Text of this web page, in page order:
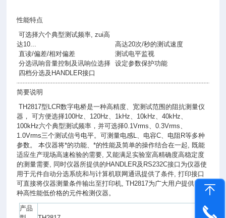
性能特点
可选择六个典型测试频率, zui高
达10...
直读/偏差/相对偏差
分选讯响音量控制及讯响位选择
四档分选及HANDLER接口
高达20次/秒的测试速度
测试电平监视
设定参数保护功能
简要说明
TH2817型LCR数字电桥是一种高精度、宽测试范围的阻抗测量仪
器， 可方便选择100Hz、120Hz、1kHz、10kHz、40kHz、
100kHz六个典型测试频率，并可选择0.1Vrms、0.3Vrms、
1.0Vrms三个测试信号电平。可测量电感L、电容C、电阻R等多种
参数。 本仪器将*的功能、*的性能及简单的操作结合在一起, 既能
适应生产现场高速检验的需要, 又能满足实验室高精确度高稳定度
的测量需要, 同时仪器所提供的HANDLER及RS232C接口为仪器使
用于元件自动分选系统和与计算机联网通讯提供了条件, 打印接口
可直接将仪器测量条件输出至打印机, TH2817为广大用户提供了一
种高性能低价格的元件检测仪器。
产品